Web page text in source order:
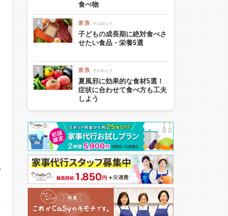
食べ物
子どもの成長期に絶対食べさ
せたい食品・栄養5選
夏風邪に効果的な食材5選！
症状に合わせて食べ方も工夫
しよう